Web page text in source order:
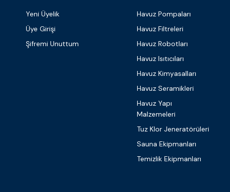
Yeni Üyelik
Üye Girişi
Şifremi Unuttum
Havuz Pompaları
Havuz Filtreleri
Havuz Robotları
Havuz Isıtıcıları
Havuz Kimyasalları
Havuz Seramikleri
Havuz Yapı
Malzemeleri
Tuz Klor Jeneratörüleri
Sauna Ekipmanları
Temizlik Ekipmanları